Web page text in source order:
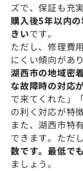
ズで、保証も充
購入後5年以内
きいです。
ただし、修理費
にくい傾向があ
湖西市の地域密
な故障時の対応
で来てくれた」
の利く対応が特
また、湖西市特
できます。ただし
数です。最低で
ましょう。